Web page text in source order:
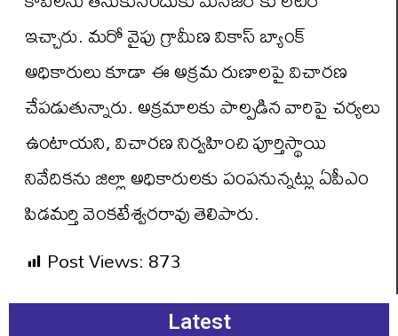
ఇచ్చారు. మరో వైపు గ్రామీణ వికాస్ బ్యాంక్
అధికారులు కూడా ఈ అక్రమ రుణాలపై విచారణ
చేపడుతున్నారు. అక్రమాలకు పాల్పడిన వారిపై చర్యలు
ఉంటాయని, విచారణ నిర్వహించి పూర్తిస్థాయి
నివేదికను జిల్లా అధికారులకు పంపనున్నట్లు ఏపీఎం
పిడమర్తి వెంకటేశ్వరరావు తెలిపారు.
Post Views:873
Latest